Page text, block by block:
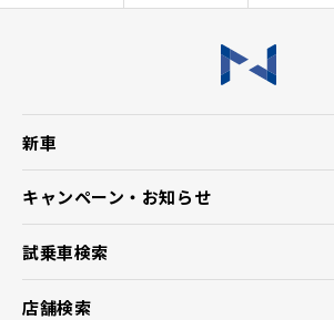
新車
キャンペーン・お知らせ
試乗車検索
店舗検索